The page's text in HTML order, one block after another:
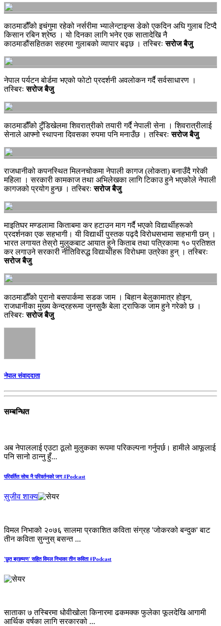
काठमाडौँको इचंगुमा रहेको नर्सरीमा भ्यालेन्टाइन्स डेको एकदिन अघि गुलाब टिप्दै
किसान रबिन श्रेष्ठ । यो दिनका लागि भनेर एक सातादेखि नै
काठमाडौंसहितका सहरमा गुलाबको व्यापार बढ्छ । तस्बिरःसरोज बैजु
नेपाल पर्यटन बोर्डमा भएको फोटो प्रदर्शनी अवलोकन गर्दै सर्वसाधारण ।
तस्बिरःसरोज बैजु
काठमाडौँको टुँडिखेलमा शिवरात्रीको तयारी गर्दै नेपाली सेना । शिवरात्रीलाई
सेनाले आफ्नो स्थापना दिवसका रुपमा पनि मनाउँछ । तस्बिरःसरोज बैजु
राजधानीको कपनस्थित मिलनचोकमा नेपाली कागज (लोकता) बनाउँदै गरेकी
महिला । सरकारी कामकाज तथा अभिलेखका लागि टिकाउ हुने भएकोले नेपाली
कागजको प्रयोग हुन्छ । तस्बिरःसरोज बैजु
माइतिघर मण्डलामा किताबमा कर हटाउन माग गर्दै भएको विद्यार्थीहरूको
प्रदर्शनका एक सहभागी। यी विद्यार्थी पुस्तक पढ्दै विरोधसभामा सहभागी छन् ।
भारत लगायत तेस्रो मुलुकबाट आयात हुने किताब तथा पत्रिकामा १० प्रतिशत
कर लगाउने सरकारी नीतिविरुद्ध विद्यार्थीहरू विरोधमा उत्रेका हुन् । तस्बिरः
सरोज बैजु
काठमाडौँको पुरानो बसपार्कमा सडक जाम । बिहान बेलुकामात्र होइन,
राजधानीका मुख्य केन्द्रहरूमा जुनसुकै बेला ट्राफिक जाम हुने गरेको छ ।
तस्बिरःसरोज बैजु
नेपाल संवाददाता
सम्बन्धित
अब नेपाललाई एउटा ठूलो मुलुकका रूपमा परिकल्पना गर्नुपर्छ। हामीले आफूलाई
पनि सानो ठान्नु हुँ...
परिवर्तित सोच नै परिवर्तनको जग #Podcast
सुजीव शाक्य
विमल निभाको २०७६ सालमा प्रकाशित कविता संग्रह 'जोकरको बन्दुक' बाट
तीन कविता सुन्नुस् बसन्त ...
'छुत ब्राह्‍मण' सहित विमल निभाका तीन कविता #Podcast
साताका ७ तस्बिरमा धोवीखोला किनारमा ढकमक्क फुलेका फूलदेखि आगामी
आर्थिक वर्षका लागि सरकारको ...